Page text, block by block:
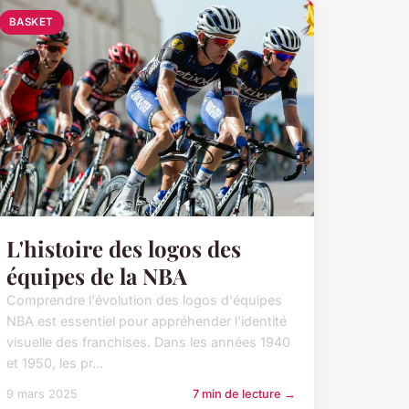
BASKET
L'histoire des logos des
équipes de la NBA
Comprendre l'évolution des logos d'équipes
NBA est essentiel pour appréhender l'identité
visuelle des franchises. Dans les années 1940
et 1950, les pr...
9 mars 2025 7 min de lecture →